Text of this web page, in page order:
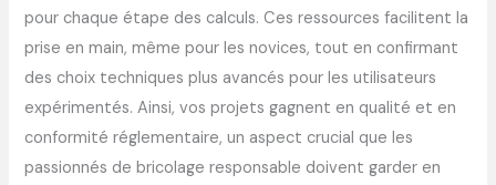
pour chaque étape des calculs. Ces ressources facilitent la
prise en main, même pour les novices, tout en confirmant
des choix techniques plus avancés pour les utilisateurs
expérimentés. Ainsi, vos projets gagnent en qualité et en
conformité réglementaire, un aspect crucial que les
passionnés de bricolage responsable doivent garder en